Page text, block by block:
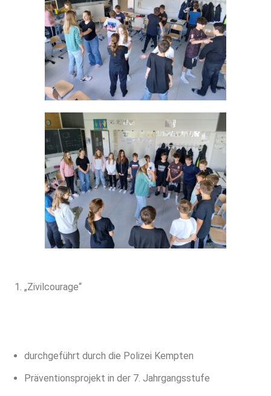
„Zivilcourage“
durchgeführt durch die Polizei Kempten
Präventionsprojekt in der 7. Jahrgangsstufe